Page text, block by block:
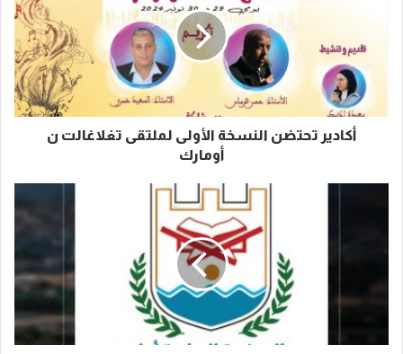
أكادير تحتضن النسخة الأولى لملتقى تغلاغالت ن
أومارك